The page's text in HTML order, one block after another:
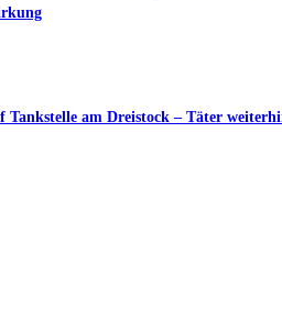
am Dreistock – Täter